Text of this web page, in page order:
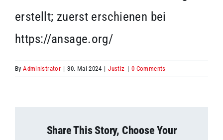
erstellt; zuerst erschienen bei
https://ansage.org/
ByAdministrator | 30. Mai 2024 | Justiz | 0 Comments
Share This Story, Choose Your